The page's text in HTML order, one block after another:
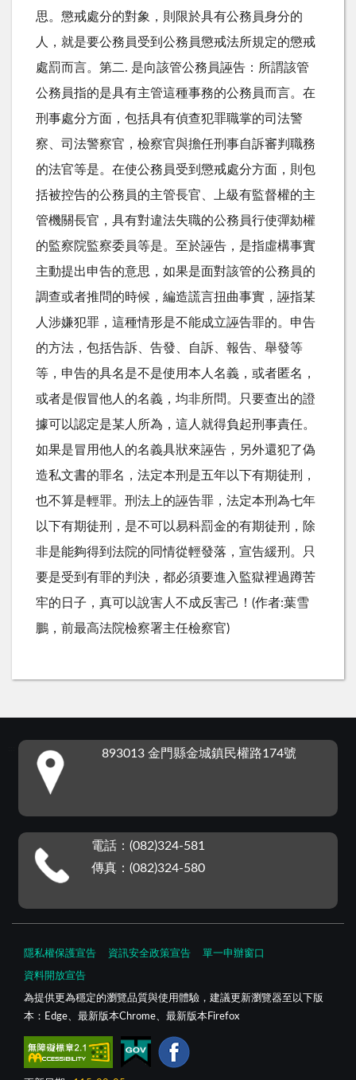
思。懲戒處分的對象，則限於具有公務員身分的
人，就是要公務員受到公務員懲戒法所規定的懲戒
處罰而言。第二. 是向該管公務員誣告：所謂該管
公務員指的是具有主管這種事務的公務員而言。在
刑事處分方面，包括具有偵查犯罪職掌的司法警
察、司法警察官，檢察官與擔任刑事自訴審判職務
的法官等是。在使公務員受到懲戒處分方面，則包
括被控告的公務員的主管長官、上級有監督權的主
管機關長官，具有對違法失職的公務員行使彈劾權
的監察院監察委員等是。至於誣告，是指虛構事實
主動提出申告的意思，如果是面對該管的公務員的
調查或者推問的時候，編造謊言扭曲事實，誣指某
人涉嫌犯罪，這種情形是不能成立誣告罪的。申告
的方法，包括告訴、告發、自訴、報告、舉發等
等，申告的具名是不是使用本人名義，或者匿名，
或者是假冒他人的名義，均非所問。只要查出的證
據可以認定是某人所為，這人就得負起刑事責任。
如果是冒用他人的名義具狀來誣告，另外還犯了偽
造私文書的罪名，法定本刑是五年以下有期徒刑，
也不算是輕罪。刑法上的誣告罪，法定本刑為七年
以下有期徒刑，是不可以易科罰金的有期徒刑，除
非是能夠得到法院的同情從輕發落，宣告緩刑。只
要是受到有罪的判決，都必須要進入監獄裡過蹲苦
牢的日子，真可以說害人不成反害己！(作者:葉雪
鵬，前最高法院檢察署主任檢察官)
893013 金門縣金城鎮民權路174號
電話：(082)324-581
傳真：(082)324-580
隱私權保護宣告 資訊安全政策宣告 單一申辦窗口
資料開放宣告
為提供更為穩定的瀏覽品質與使用體驗，建議更新瀏覽器至以下版
本：Edge、最新版本Chrome、最新版本Firefox